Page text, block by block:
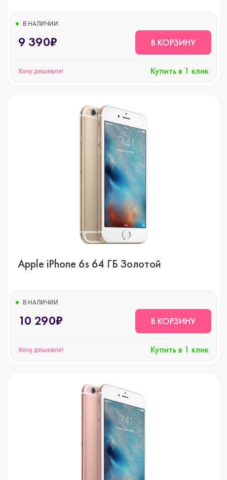
В НАЛИЧИИ
9 390₽ В КОРЗИНУ
Хочу дешевле! Купить в 1 клик
Apple iPhone 6s 64 ГБ Золотой
В НАЛИЧИИ
10 290₽ В КОРЗИНУ
Хочу дешевле! Купить в 1 клик